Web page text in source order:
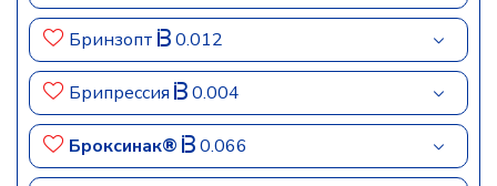
Бринзопт 0.012
Брипрессия 0.004
Броксинак® 0.066